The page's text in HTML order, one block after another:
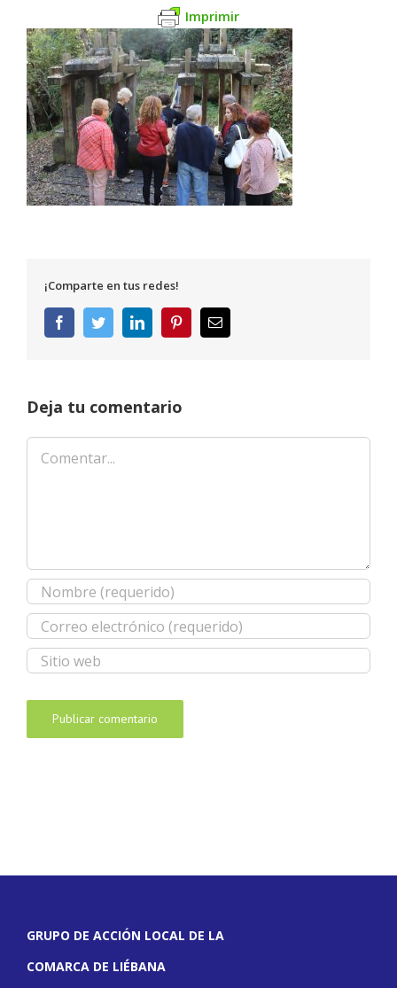
Imprimir
¡Comparte en tus redes!
FacebookTwitterLinkedInPinterestCorreo
electrónico
Deja tu comentario
Comentar
GRUPO DE ACCIÓN LOCAL DE LA
COMARCA DE LIÉBANA